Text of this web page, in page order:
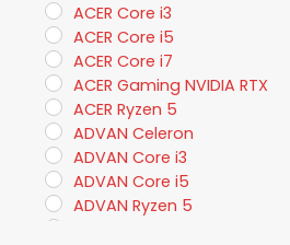
ACER Core i3
ACER Core i5
ACER Core i7
ACER Gaming NVIDIA RTX
ACER Ryzen 5
ADVAN Celeron
ADVAN Core i3
ADVAN Core i5
ADVAN Ryzen 5